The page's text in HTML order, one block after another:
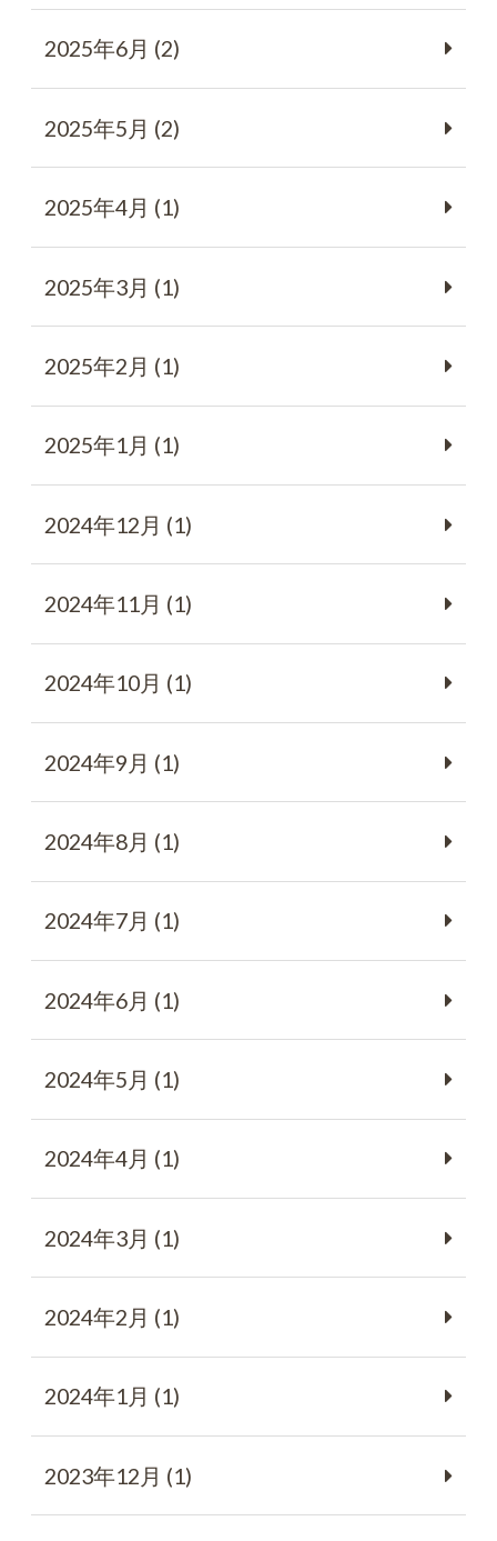
2025年6月 (2)
2025年5月 (2)
2025年4月 (1)
2025年3月 (1)
2025年2月 (1)
2025年1月 (1)
2024年12月 (1)
2024年11月 (1)
2024年10月 (1)
2024年9月 (1)
2024年8月 (1)
2024年7月 (1)
2024年6月 (1)
2024年5月 (1)
2024年4月 (1)
2024年3月 (1)
2024年2月 (1)
2024年1月 (1)
2023年12月 (1)